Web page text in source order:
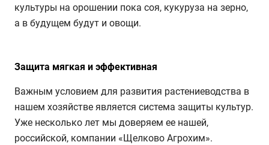
культуры на орошении пока соя, кукуруза на зерно,
а в будущем будут и овощи.
Защита мягкая и эффективная
Важным условием для развития растениеводства в
нашем хозяйстве является система защиты культур.
Уже несколько лет мы доверяем ее нашей,
российской, компании «Щелково Агрохим».